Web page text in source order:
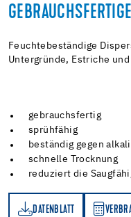
Feuchtebeständige
Untergründe, Estriche
gebrauchsfertig
sprühfähig
beständig gegen
schnelle Trocknung
reduziert die
DATENBLATT